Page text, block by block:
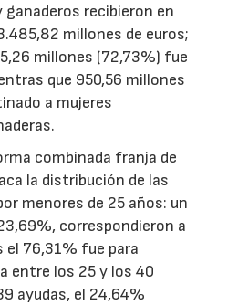
recibieron en
millones de euros;
millones (72,73%) fue
que 950,56 millones
a mujeres
combinada franja de
la distribución de las
menores de 25 años: un
correspondieron a
el 76,31% fue para
entre los 25 y los 40
ayudas, el 24,64%